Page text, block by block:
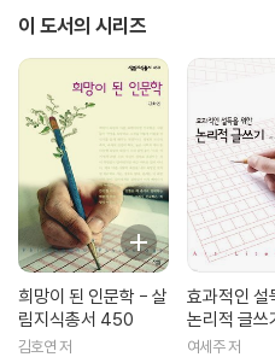
이 도서의 시리즈
희망이 된 인문학 - 살
림지식총서 450
김호연 저
효과적인 설
논리적 글쓰
여세주 저